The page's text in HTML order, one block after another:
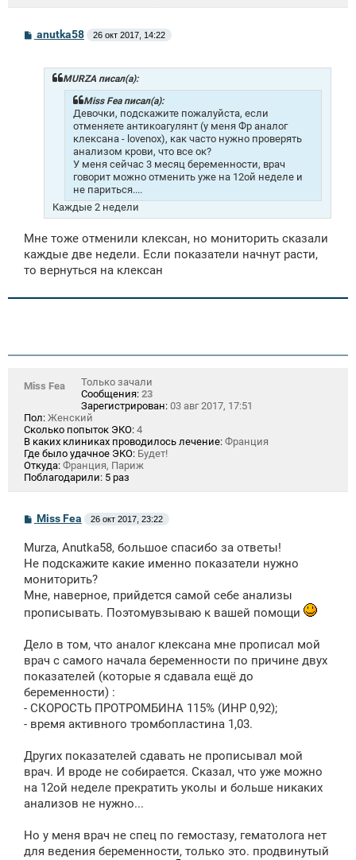
Сanutka58 26 окт 2017, 14:22
MURZA писал(а):
Miss Fea писал(а):
Девочки, подскажите пожалуйста, если
отменяете антикоагулянт (у меня Фр аналог
клексана - lovenox), как часто нужно проверять
анализом крови, что все ок?
У меня сейчас 3 месяц беременности, врач
говорит можно отменить уже на 12ой неделе и
не париться....
Каждые 2 недели
Мне тоже отменили клексан, но мониторить сказали
каждые две недели. Если показатели начнут расти,
то вернуться на клексан
Miss Fea
Только зачали
Сообщения: 23
Зарегистрирован: 03 авг 2017, 17:51
Пол: Женский
Сколько попыток ЭКО: 4
В каких клиниках проводилось лечение: Франция
Где было удачное ЭКО: Будет!
Откуда: Франция, Париж
Поблагодарили: 5 раз
С
б
щ
н
и
Miss Fea 26 окт 2017, 23:22
Murza, Anutka58, большое спасибо за ответы!
Не подскажите какие именно показатели нужно
мониторить?
Мне, наверное, прийдется самой себе анализы
прописывать. Поэтомувзываю к вашей помощи
Дело в том, что аналог клексана мне прописал мой
врач с самого начала беременности по причине двух
показателей (которые я сдавала ещё до
беременности) :
- СКОРОСТЬ ПРОТРОМБИНА 115% (ИНР 0,92);
- время активного тромбопластина 1,03.
Других показателей сдавать не прописывал мой
врач. И вроде не собирается. Сказал, что уже можно
на 12ой неделе прекратить уколы и больше никаких
анализов не нужно...
Но у меня врач не спец по гемостазу, гематолога нет
для ведения беременности, только это. продвинутый